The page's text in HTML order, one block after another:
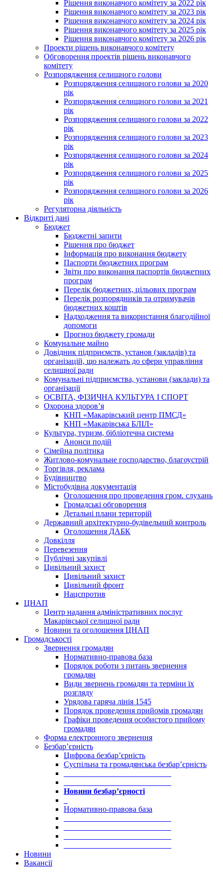
Рішення виконавчого комітету за 2022 рік
Рішення виконавчого комітету за 2023 рік
Рішення виконавчого комітету за 2024 рік
Рішення виконавчого комітету за 2025 рік
Рішення виконавчого комітету за 2026 рік
Проекти рішень виконавчого комітету
Обговорення проектів рішень виконавчого
комітету
Розпорядження селищного голови
Розпорядження селищного голови за 2020
рік
Розпорядження селищного голови за 2021
рік
Розпорядження селищного голови за 2022
рік
Розпорядження селищного голови за 2023
рік
Розпорядження селищного голови за 2024
рік
Розпорядження селищного голови за 2025
рік
Розпорядження селищного голови за 2026
рік
Регуляторна діяльність
Відкриті дані
Бюджет
Бюджетні запити
Рішення про бюджет
Інформація про виконання бюджету
Паспорти бюджетних програм
Звіти про виконання паспортів бюджетних
програм
Перелік бюджетних, цільових програм
Перелік розпорядників та отримувачів
бюджетних коштів
Надходження та використання благодійної
допомоги
Прогноз бюджету громади
Комунальне майно
Довідник підприємств, установ (закладів) та
організацій, що належать до сфери управління
селищної ради
Комунальні підприємства, установи (заклади) та
організації
ОСВІТА, ФІЗИЧНА КУЛЬТУРА І СПОРТ
Охорона здоров’я
КНП «Макарівський центр ПМСД»
КНП «Макарівська БЛІЛ»
Культура, туризм, бібліотечна система
Анонси подій
Сімейна політика
Житлово-комунальне господарство, благоустрій
Торгівля, реклама
Будівництво
Містобудівна документація
Оголошення про проведення гром. слухань
Громадські обговорення
Детальні плани територій
Державний архітектурно-будівельний контроль
Оголошення ДАБК
Довкілля
Перевезення
Публічні закупівлі
Цивільний захист
Цивільний захист
Цивільний фронт
Нацспротив
ЦНАП
Центр надання адміністративних послуг
Макарівської селищної ради
Новини та оголошення ЦНАП
Громадськості
Звернення громадян
Нормативно-правова база
Порядок роботи з питань звернення
громадян
Види звернень громадян та терміни їх
розгляду
Урядова гаряча лінія 1545
Порядок проведення прийомів громадян
Графіки проведення особистого прийому
громадян
Форма електронного звернення
Безбар’єрність
Цифрова безбар’єрність
Суспільна та громадянська безбар’єрність
Новини безбар’єрності
Нормативно-правова база
Новини
Вакансії